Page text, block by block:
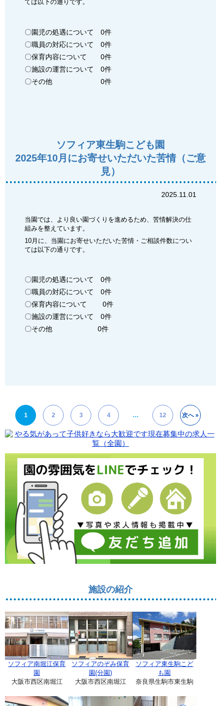
ては以下の通りです。
〇園児の処遇について 0件
〇職員の対応について 0件
〇保育内容について 0件
〇施設の運営について 0件
〇その他 0件
ソフィア東生駒こども園
2025年10月にお寄せいただいた苦情（ご意
見）
2025.11.01
当園では、より良い園づくりを進めるため、苦情解決の仕
組みを整えています。
10月に、当園にお寄せいただいた苦情・ご相談件数につい
ては以下の通りです。
〇園児の処遇について 0件
〇職員の対応について 0件
〇保育内容について 0件
〇施設の運営について 0件
〇その他 0件
投
稿
シ
ョ
ン
1 2 3 4 … 12 次へ »
施設の紹介
ソフィア南堀江保育
園
大阪市西区南堀江
ソフィアのぞみ保育
園(分園)
大阪市西区南堀江
ソフィア東生駒こど
も園
奈良県生駒市東生駒